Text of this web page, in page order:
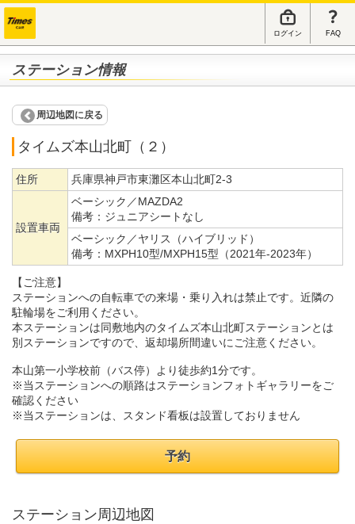
ログイン FAQ
ステーション情報
周辺地図に戻る
タイムズ本山北町（２）
住所 兵庫県神戸市東灘区本山北町2-3
設置車両
ベーシック／MAZDA2
備考： ジュニアシートなし
ベーシック／ヤリス（ハイブリッド）
備考： MXPH10型/MXPH15型（2021年-2023年）
【ご注意】
ステーションへの自転車での来場・乗り入れは禁止です。近隣の
駐輪場をご利用ください。
本ステーションは同敷地内のタイムズ本山北町ステーションとは
別ステーションですので、返却場所間違いにご注意ください。
本山第一小学校前（バス停）より徒歩約1分です。
※当ステーションへの順路はステーションフォトギャラリーをご
確認ください
※当ステーションは、スタンド看板は設置しておりません
予約
ステーション周辺地図